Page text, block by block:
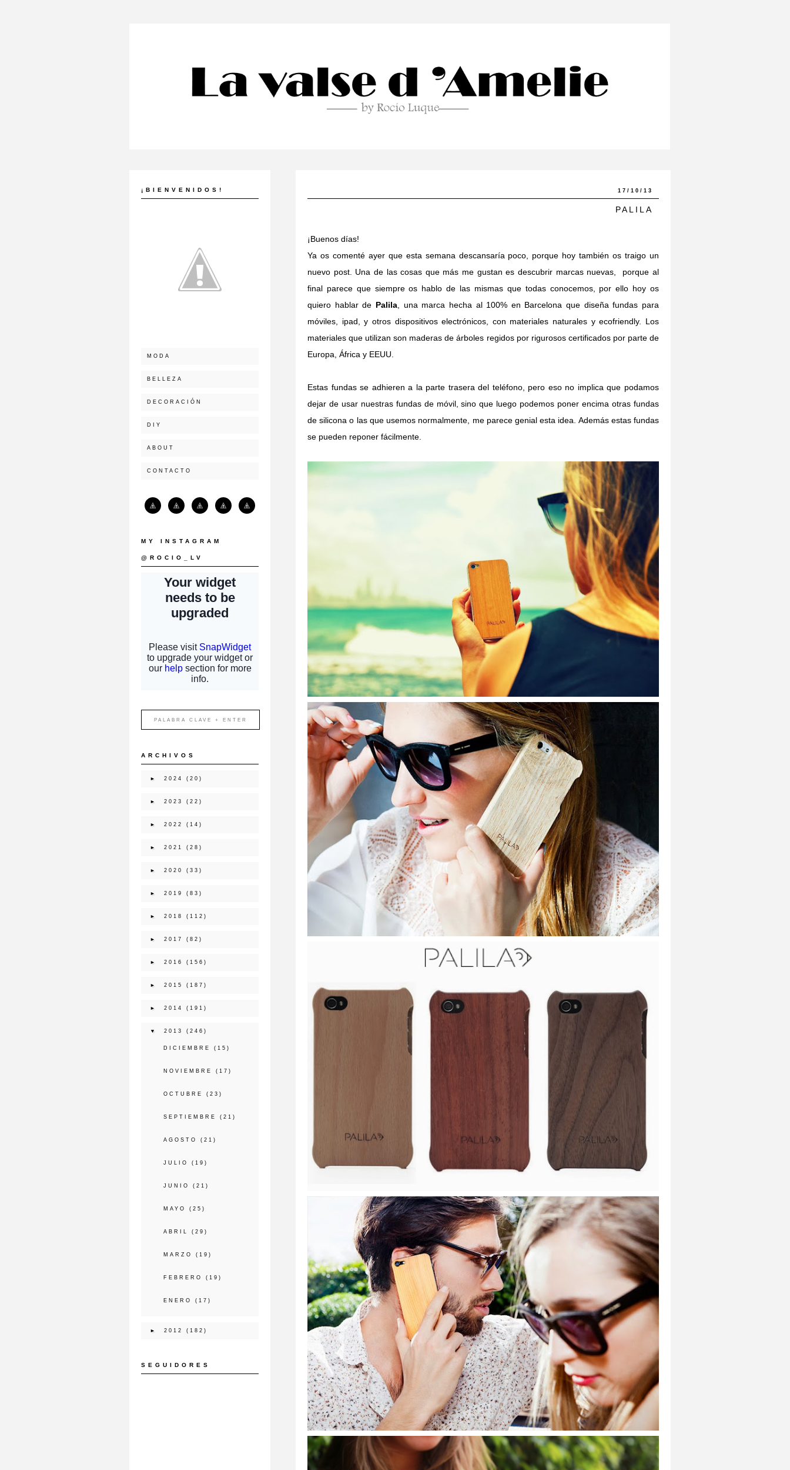
17/10/13
PALILA
¡Buenos días!
Ya os comenté ayer que esta semana descansaría poco, porque hoy también os traigo un
nuevo post. Una de las cosas que más me gustan es descubrir marcas nuevas, porque al
final parece que siempre os hablo de las mismas que todas conocemos, por ello hoy os
quiero hablar de Palila, una marca hecha al 100% en Barcelona que diseña fundas para
móviles, ipad, y otros dispositivos electrónicos, con materiales naturales y ecofriendly. Los
materiales que utilizan son maderas de árboles regidos por rigurosos certificados por parte de
Europa, África y EEUU.
Estas fundas se adhieren a la parte trasera del teléfono, pero eso no implica que podamos
dejar de usar nuestras fundas de móvil, sino que luego podemos poner encima otras fundas
de silicona o las que usemos normalmente, me parece genial esta idea. Además estas fundas
se pueden reponer fácilmente.
¡BIENVENIDOS!
MODA
BELLEZA
DECORACIÓN
DIY
ABOUT
CONTACTO
MY INSTAGRAM
@ROCIO_LV
ARCHIVOS
► 2024 (20)
► 2023 (22)
► 2022 (14)
► 2021 (28)
► 2020 (33)
► 2019 (83)
► 2018 (112)
► 2017 (82)
► 2016 (156)
► 2015 (187)
► 2014 (191)
▼ 2013 (246)
DICIEMBRE (15)
NOVIEMBRE (17)
OCTUBRE (23)
SEPTIEMBRE (21)
AGOSTO (21)
JULIO (19)
JUNIO (21)
MAYO (25)
ABRIL (29)
MARZO (19)
FEBRERO (19)
ENERO (17)
► 2012 (182)
SEGUIDORES